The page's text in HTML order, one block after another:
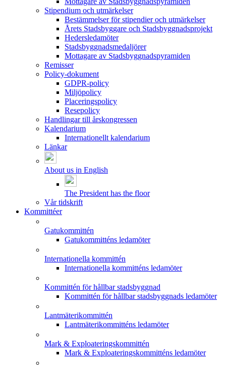
Stipendium och utmärkelser
Bestämmelser för stipendier och utmärkelser
Årets Stadsbyggare och Stadsbyggnadsprojekt
Hedersledamöter
Stadsbyggnadsmedaljörer
Mottagare av Stadsbyggnadspyramiden
Remisser
Policy-dokument
GDPR-policy
Miljöpolicy
Placeringspolicy
Resepolicy
Handlingar till årskongressen
Kalendarium
Internationellt kalendarium
Länkar
About us in English
The President has the floor
Vår tidskrift
Kommittéer
Gatukommittén
Gatukommitténs ledamöter
Internationella kommittén
Internationella kommitténs ledamöter
Kommittén för hållbar stadsbyggnad
Kommittén för hållbar stadsbyggnads ledamöter
Lantmäterikommittén
Lantmäterikommitténs ledamöter
Mark & Exploateringskommittén
Mark & Exploateringskommitténs ledamöter